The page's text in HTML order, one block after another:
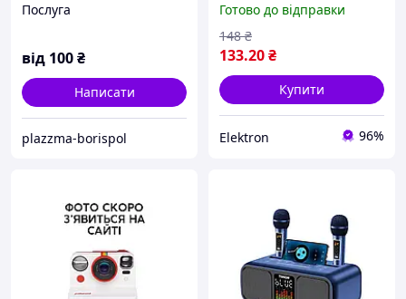
Борисполь
Послуга
від 100₴
Написати
plazzma-borispol
мікрофоном і
компонентами якісна
запчастина для ремонту
Готово до відправки
133.20₴
148 ₴
Купити
Elektron 96%